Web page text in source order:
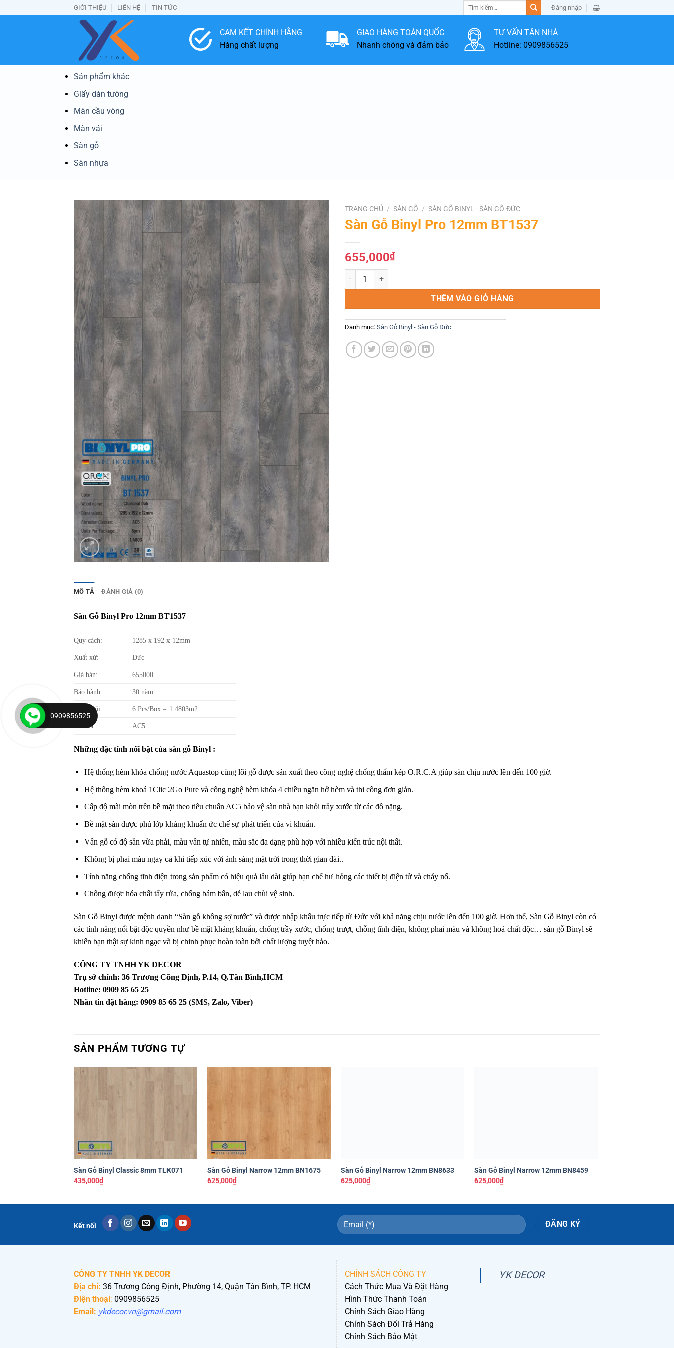
qua
GIỚI THIỆU LIÊN HỆ TIN TỨC
Tìm
Đăng nhập
CAM KẾT CHÍNH HÃNG
Hàng chất lượng
GIAO HÀNG TOÀN QUỐC
Nhanh chóng và đảm bảo
TƯ VẤN TẬN NHÀ
Hotline: 0909856525
Sản phẩm khác
Giấy dán tường
Màn cầu vòng
Màn vải
Sàn gỗ
Sàn nhựa
Yêu
thích
TRANG CHỦ / SÀN GỖ / SÀN GỖ BINYL - SÀN GỖ ĐỨC
Sàn Gỗ Binyl Pro 12mm BT1537
655,000₫
Sàn Gỗ Binyl Pro 12mm BT1537 số lượng
THÊM VÀO GIỎ HÀNG
Danh mục: Sàn Gỗ Binyl - Sàn Gỗ Đức
MÔ TẢ ĐÁNH GIÁ (0)
Sàn Gỗ Binyl Pro 12mm BT1537
Quy cách: 1285 x 192 x 12mm
Xuất xứ: Đức
Giá bán: 655000
Bảo hành: 30 năm
Đóng gói: 6 Pcs/Box = 1.4803m2
Bề mặt: AC5
Những đặc tính nổi bật của sàn gỗ Binyl :
Hệ thống hèm khóa chống nước Aquastop cùng lõi gỗ được sản xuất theo công nghệ chống thấm kép O.R.C.A giúp sàn chịu nước lên đến 100 giờ.
Hệ thống hèm khoá 1Clic 2Go Pure và công nghệ hèm khóa 4 chiều ngăn hở hèm và thi công đơn giản.
Cấp độ mài mòn trên bề mặt theo tiêu chuẩn AC5 bảo vệ sàn nhà bạn khỏi trầy xước từ các đồ nặng.
Bề mặt sàn được phủ lớp kháng khuẩn ức chế sự phát triển của vi khuẩn.
Vân gỗ có độ sần vừa phải, màu vân tự nhiên, màu sắc đa dạng phù hợp với nhiều kiến trúc nội thất.
Không bị phai màu ngay cả khi tiếp xúc với ánh sáng mặt trời trong thời gian dài..
Tính năng chống tĩnh điện trong sản phẩm có hiệu quả lâu dài giúp hạn chế hư hỏng các thiết bị điện tử và cháy nổ.
Chống được hóa chất tẩy rửa, chống bám bẩn, dễ lau chùi vệ sinh.
Sàn Gỗ Binyl được mệnh danh “Sàn gỗ không sợ nước” và được nhập khẩu trực tiếp từ Đức với khả năng chịu nước lên đến 100 giờ. Hơn thế, Sàn Gỗ Binyl còn có
các tính năng nổi bật độc quyền như bề mặt kháng khuẩn, chống trầy xước, chống trượt, chỗng tĩnh điện, không phai màu và không hoá chất độc… sàn gỗ Binyl sẽ
khiến bạn thật sự kinh ngạc và bị chinh phục hoàn toàn bởi chất lượng tuyệt hảo.
CÔNG TY TNHH YK DECOR
Trụ sở chính: 36 Trương Công Định, P.14, Q.Tân Bình,HCM
Hotline: 0909 85 65 25
Nhắn tin đặt hàng: 0909 85 65 25 (SMS, Zalo, Viber)
SẢN PHẨM TƯƠNG TỰ
Yêu
+
Sàn Gỗ Binyl Classic 8mm TLK071
435,000₫
+
Sàn Gỗ Binyl Narrow 12mm BN1675
625,000₫
Sàn Gỗ Binyl Narrow 12mm BN8633
625,000₫
Sàn Gỗ Binyl Narrow 12mm BN8459
625,000₫
Kết nối
CÔNG TY TNHH YK DECOR
Địa chỉ: 36 Trương Công Định, Phường 14, Quận Tân Bình, TP. HCM
Điện thoại: 0909856525
Email: ykdecor.vn@gmail.com
CHÍNH SÁCH CÔNG TY
Cách Thức Mua Và Đặt Hàng
Hình Thức Thanh Toán
Chính Sách Giao Hàng
Chính Sách Đổi Trả Hàng
Chính Sách Bảo Mật
YK DECOR
0909856525